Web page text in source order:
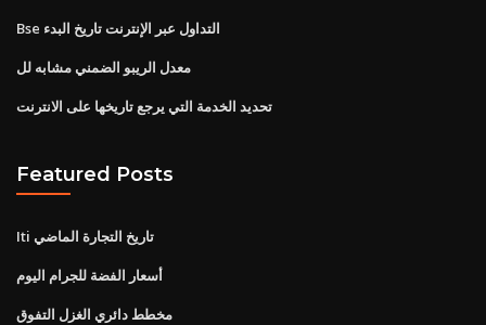
Bse التداول عبر الإنترنت تاريخ البدء
معدل الريبو الضمني مشابه لل
تحديد الخدمة التي يرجع تاريخها على الانترنت
Featured Posts
Iti تاريخ التجارة الماضي
أسعار الفضة للجرام اليوم
مخطط دائري الغزل التفوق